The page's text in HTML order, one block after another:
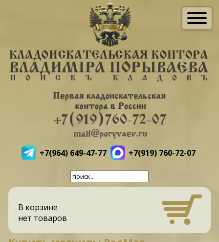
+7(964) 649-47-77 +7(919) 760-72-07
В корзине
нет товаров